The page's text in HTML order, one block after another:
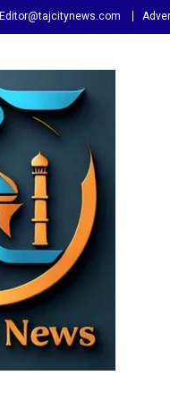
Editor@tajcitynews.com